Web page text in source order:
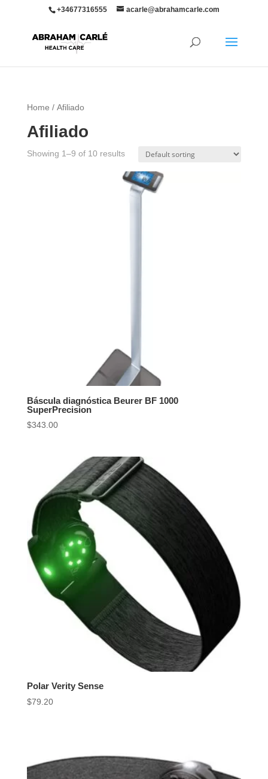
+34677316555 acarle@abrahamcarle.com
Home / Afiliado
Afiliado
Showing 1–9 of 10 results
Báscula diagnóstica Beurer BF 1000
SuperPrecision
$343.00
Polar Verity Sense
$79.20